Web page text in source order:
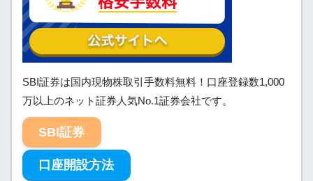
SBI証券は国内現物株取引手数料無料！口座登録数1,000
万以上のネット証券人気No.1証券会社です。
SBI証券
口座開設方法